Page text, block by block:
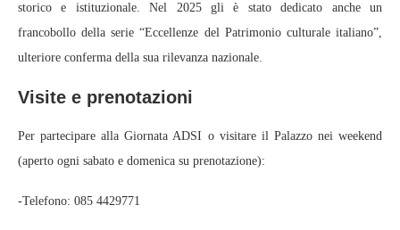
storico e istituzionale. Nel 2025 gli è stato dedicato anche un
francobollo della serie “Eccellenze del Patrimonio culturale italiano”,
ulteriore conferma della sua rilevanza nazionale.
Visite e prenotazioni
Per partecipare alla Giornata ADSI o visitare il Palazzo nei weekend
(aperto ogni sabato e domenica su prenotazione):
-Telefono: 085 4429771